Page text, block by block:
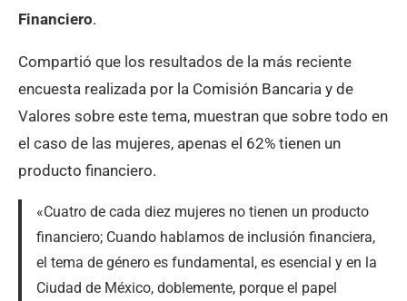
Financiero.
Compartió que los resultados de la más reciente
encuesta realizada por la Comisión Bancaria y de
Valores sobre este tema, muestran que sobre todo en
el caso de las mujeres, apenas el 62% tienen un
producto financiero.
«Cuatro de cada diez mujeres no tienen un producto
financiero; Cuando hablamos de inclusión financiera,
el tema de género es fundamental, es esencial y en la
Ciudad de México, doblemente, porque el papel